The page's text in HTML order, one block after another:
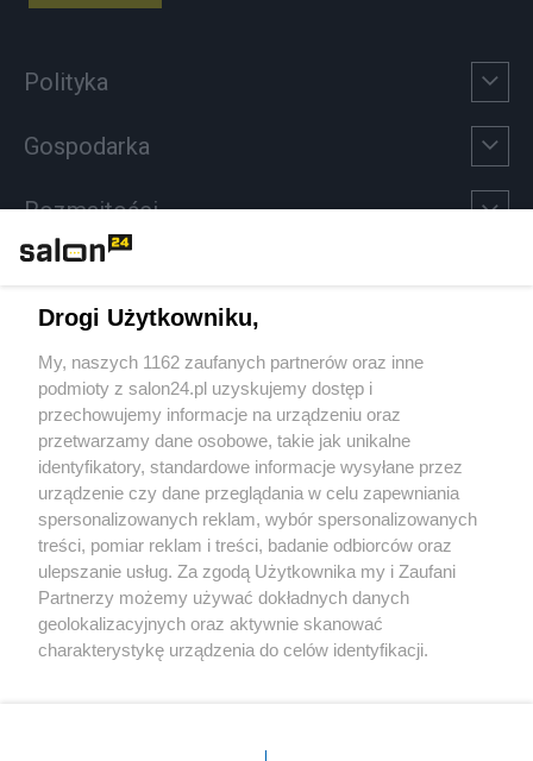
Polityka
Gospodarka
Rozmaitości
Sport
Społeczeństwo
Kultura
X Facebook Instagram Youtube
Drogi Użytkowniku,
My, naszych 1162 zaufanych partnerów oraz inne
podmioty z salon24.pl uzyskujemy dostęp i
przechowujemy informacje na urządzeniu oraz
przetwarzamy dane osobowe, takie jak unikalne
identyfikatory, standardowe informacje wysyłane przez
urządzenie czy dane przeglądania w celu zapewniania
spersonalizowanych reklam, wybór spersonalizowanych
treści, pomiar reklam i treści, badanie odbiorców oraz
ulepszanie usług. Za zgodą Użytkownika my i Zaufani
Partnerzy możemy używać dokładnych danych
geolokalizacyjnych oraz aktywnie skanować
charakterystykę urządzenia do celów identyfikacji.
zmienić/wycofać klikając przycisk ustawień prywatności